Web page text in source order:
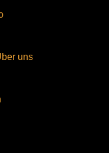
uns